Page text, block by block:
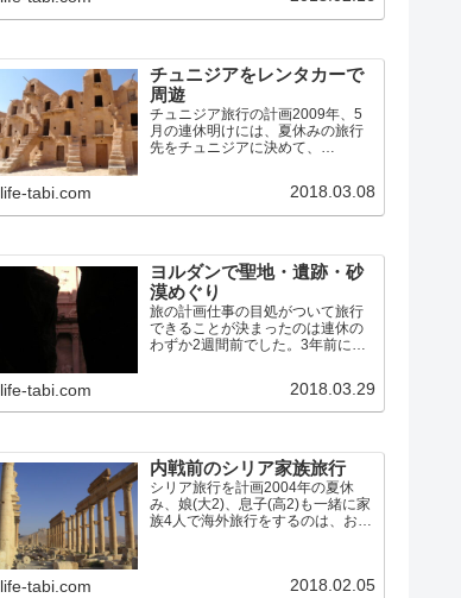
た。中国南方航空の広州乗継便で
チュニジアをレンタカーで
周遊
チュニジア旅行の計画2009年、5
月の連休明けには、夏休みの旅行
先をチュニジアに決めて、
予約しました。アフリカ大陸は、
私も妻も初めてです。その航空券
life-tabi.com 2018.03.08
ヨルダンで聖地・遺跡・砂
漠めぐり
旅の計画仕事の目処がついて旅行
できることが決まったのは連休の
わずか2週間前でした。3年前にシ
っていたので、行き先はヨルダン
に決定。往復の航空便は既に満席
life-tabi.com 2018.03.29
内戦前のシリア家族旅行
シリア旅行を計画2004年の夏休
み、娘(大2)、息子(高2)も一緒に家
族4人で海外旅行をするのは、おそ
ラの遺跡と、聖書時代からの古代
life-tabi.com 2018.02.05